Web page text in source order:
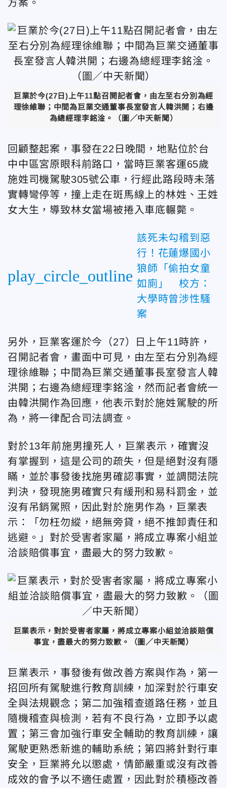
方案。
巨業於今(27日)上午11點召開記者會，由左至右分別為經
理徐維聯；中間為巨業交通董事長室發言人韓洪開；右邊
為總經理李銘淦。（圖／中天新聞）
回顧整起案，事發在22日晚間，地點位於台
中中區宮原眼科前路口，當時巨業客運65歲
施姓司機駕駛305號公車，行經此路段時未落
實轉彎停等，撞上走在斑馬線上的林姓、王姓
女大生，導致林女當場被捲入車底輾斃。
play_circle_outline
該死未勾稽到惡
行！花蓮爆國小
狼師「偷拍女童
如廁」 校方：
大學時曾涉性騷
案
另外，巨業客運於今（27）日上午11時許，
召開記者會，畫面中可見，由左至右分別為經
理徐維聯；中間為巨業交通董事長室發言人韓
洪開；右邊為總經理李銘淦，然而記者會統一
由韓洪開作為回應，他表示對於施姓駕駛的所
為，將一律配合司法調查。
對於13年前施男撞死人，巨業表示，確實沒
有掌握到，這是公司的疏失，但是絕對沒有隱
瞞，並於事發後找施男確認事實，並調閱法院
判決，發現施男確實只有緩刑和易科罰金，並
沒有吊銷駕照，因此對於施男作為，巨業表
示：「勿枉勿縱，絕無旁貸，絕不推卸責任和
逃避。」對於受害者家屬，將成立專案小組並
洽談賠償事宜，盡最大的努力致歉。
巨業表示，對於受害者家屬，將成立專案小組並洽談賠償
事宜，盡最大的努力致歉。（圖／中天新聞）
巨業表示，事發後有做改善方案與作為，第一
招回所有駕駛進行教育訓練，加深對於行車安
全與法規觀念；第二加強稽查道路任務，並且
隨機稽查與檢測，若有不良行為，立即予以處
置；第三會加強行車安全輔助的教育訓練，讓
駕駛更熟悉新進的輔助系統；第四將針對行車
安全，巨業將允以懲處，情節嚴重或沒有改善
成效的會予以不適任處置，因此對於積極改善